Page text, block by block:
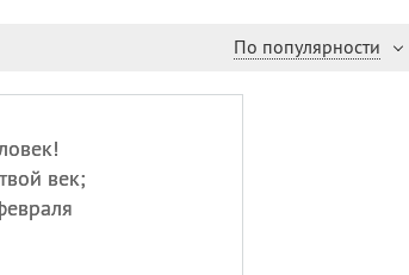
По популярности
век;